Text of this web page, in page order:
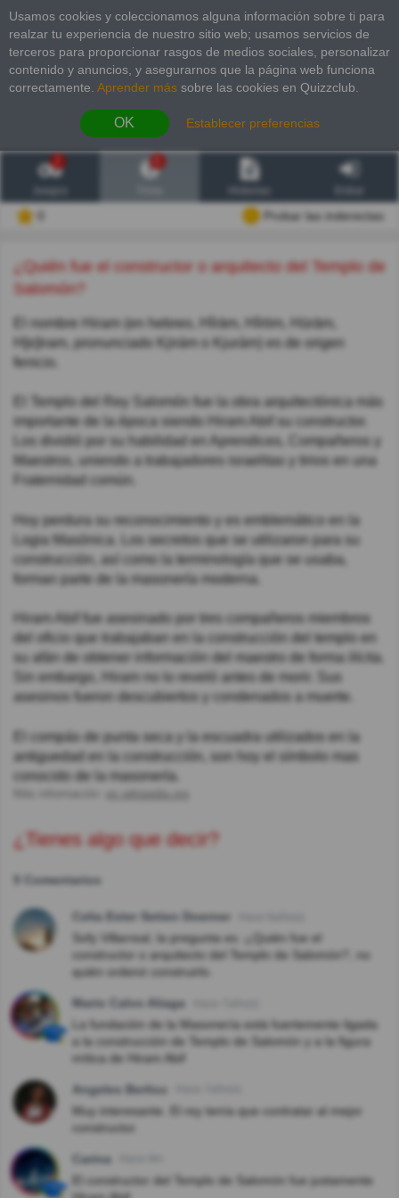
Usamos cookies y coleccionamos alguna información sobre ti para
realzar tu experiencia de nuestro sitio web; usamos servicios de
terceros para proporcionar rasgos de medios sociales, personalizar
contenido y anuncios, y asegurarnos que la página web funciona
correctamente. Aprender más sobre las cookies en Quizzclub.
OK Establecer preferencias
2
Probar las inderectas
¿Quién fue el constructor o arquitecto del Templo de
Salomón?
El nombre Hiram​ (en hebreo, Hîrām, Hîrōm, Hūrām,
H[e]iram, pronunciado Kjirám o Kjurám) es de origen
fenicio.
El Templo del Rey Salomón fue la obra arquitectónica más
importante de la época siendo Hiram Abif su constructor.
Los dividió por su habilidad en Aprendices, Compañeros y
Maestros, uniendo a trabajadores israelitas y tirios en una
Fraternidad común.
Hoy perdura su reconocimiento y es emblemático en la
Logia Masónica. Los secretos que se utilizaron para su
construcción, así como la terminología que se usaba,
forman parte de la masonería moderna.
Hiram Abif fue asesinado por tres compañeros miembros
del oficio que trabajaban en la construcción del templo en
su afán de obtener información del maestro de forma ilícita.
Sin embargo, Hiram no lo reveló antes de morir. Sus
asesinos fueron descubiertos y condenados a muerte.
El compás de punta seca y la escuadra utilizados en la
antiguedad en la construcción, son hoy el símbolo mas
conocido de la masonería.
es.wikipedia.org
¿Tienes algo que decir?
5 Comentarios
Celia Ester Setien Doerner
Sofy Villarreal, la pregunta es :¿Quién fue el
constructor o arquitecto del Templo de Salomón?, no
quién ordenó construirlo.
Mario Calvo Aliaga
La fundación de la Masonería está fuertemente ligada
a la construcción de Templo de Salomón y a la figura
mítica de Hiram Abif
Angeles Berlioz
Muy interesante. El rey tenía que contratar al mejor
constructor.
Carina
El constructor del Templo de Salomón fue justamente